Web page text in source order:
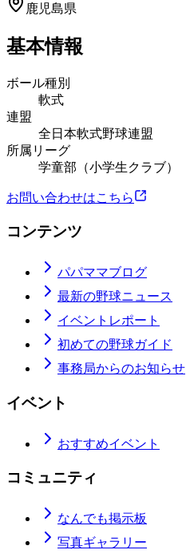
鹿児島県
基本情報
ボール種別
軟式
連盟
全日本軟式野球連盟
所属リーグ
学童部（小学生クラブ）
お問い合わせはこちら
コンテンツ
パパママブログ
最新の野球ニュース
イベントレポート
初めての野球ガイド
事務局からのお知らせ
イベント
おすすめイベント
コミュニティ
なんでも掲示板
写真ギャラリー